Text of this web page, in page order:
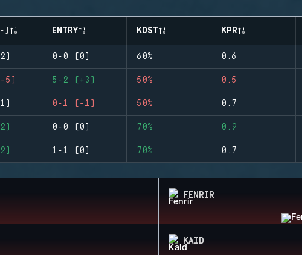
ENTRY KOST KPR
0-0 (0) 60% 0.6
5) 5-2 (+3) 50% 0.5
0-1 (-1) 50% 0.7
0-0 (0) 70% 0.9
1-1 (0) 70% 0.7
FENRIR
KAID